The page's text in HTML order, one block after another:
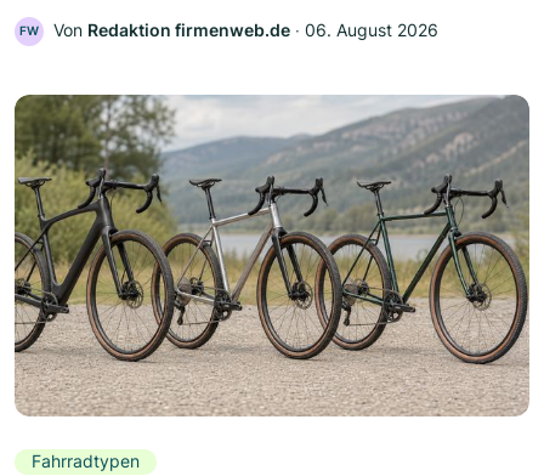
FW Von Redaktion firmenweb.de ‧ 06. August 2026
Fahrradtypen